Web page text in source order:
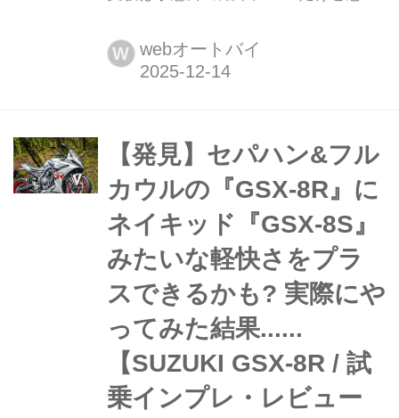
インプレ・レビュー 中編】 ひょんな
ことで発見したフルカウルスポーツ
加してみようと実験してみた結果がこ
ちらです。
W webオートバイ
【発見】セパハン&フル
カウルの『GSX-8R』に
ネイキッド『GSX-8S』
みたいな軽快さをプラ
スできるかも? 実際にや
ってみた結果......
【SUZUKI GSX-8R / 試
乗インプレ・レビュー